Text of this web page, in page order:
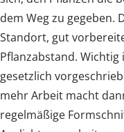
dem Weg zu gegeben.
Standort, gut
Pflanzabstand.
gesetzlich
mehr Arbeit macht
regelmäßige